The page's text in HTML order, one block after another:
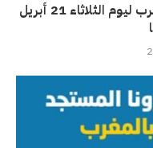
حصيلة تطورات الحالة الوبائية بالمغرب ليوم الثلاثاء 21 أبريل